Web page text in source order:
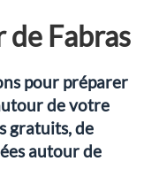
de Fabras
pour préparer
de votre
gratuits, de
autour de